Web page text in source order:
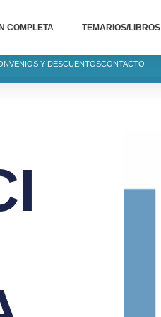
COMPLETA TEMARIOS/LIBROS
Y DESCUENTOSCONTACTO